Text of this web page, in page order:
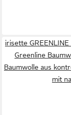
irisette
Greenline
Baumwolle aus
mit